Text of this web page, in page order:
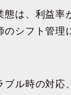
態は、利益率
のシフト管理
ブル時の対応